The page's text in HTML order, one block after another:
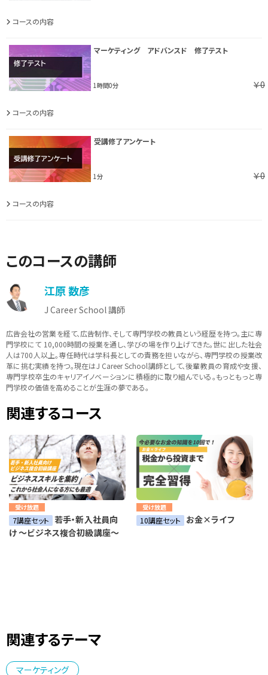
コースの内容
マーケティング アドバンスド 修了テスト
1時間0分 ￥0
コースの内容
受講修了アンケート
1分 ￥0
コースの内容
このコースの講師
江原 数彦
J Career School 講師
広告会社の営業を経て、広告制作、そして専門学校の教員という経歴を持つ。主に専
門学校にて 10,000時間の授業を通し、学びの場を作り上げてきた。世に出した社会
人は700人以上。専任時代は学科長としての責務を担いながら、専門学校の授業改
革に挑む実績を持つ。現在はJ Career School講師として、後輩教員の育成や支援、
専門学校卒生のキャリアイノベーションに積極的に取り組んでいる。もっともっと専
門学校の価値を高めることが生涯の夢である。
関連するコース
受け放題
7講座セット 若手・新入社員向
け ～ビジネス複合初級講座～
受け放題
10講座セット お金×ライフ
関連するテーマ
マーケティング